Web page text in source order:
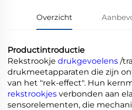
Overzicht
Productintroductie
Rekstrookje drukgevoelens /
drukmeetapparaten die zijn
van het "rek-effect". Hun
rekstrookjes verbonden aan
sensorelementen, die